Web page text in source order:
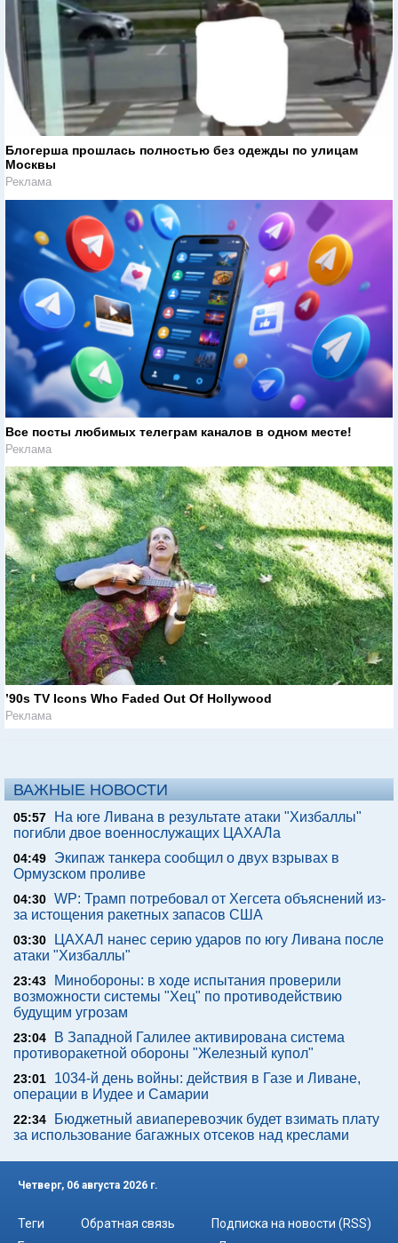
Блогерша прошлась полностью без одежды по улицам
Москвы
Реклама
Все посты любимых телеграм каналов в одном месте!
Реклама
’90s TV Icons Who Faded Out Of Hollywood
Реклама
ВАЖНЫЕ НОВОСТИ
05:57
На юге Ливана в результате атаки "Хизбаллы"
погибли двое военнослужащих ЦАХАЛа
04:49
Экипаж танкера сообщил о двух взрывах в
Ормузском проливе
04:30 WP: Трамп потребовал от Хегсета объяснений из-
за истощения ракетных запасов США
03:30
ЦАХАЛ нанес серию ударов по югу Ливана после
атаки "Хизбаллы"
23:43
Минобороны: в ходе испытания проверили
возможности системы "Хец" по противодействию
будущим угрозам
23:04
В Западной Галилее активирована система
противоракетной обороны "Железный купол"
23:01
1034-й день войны: действия в Газе и Ливане,
операции в Иудее и Самарии
22:34
Бюджетный авиаперевозчик будет взимать плату
за использование багажных отсеков над креслами
Четверг, 06 августа 2026 г.
Теги Обратная связь
Подписка на новости (RSS)